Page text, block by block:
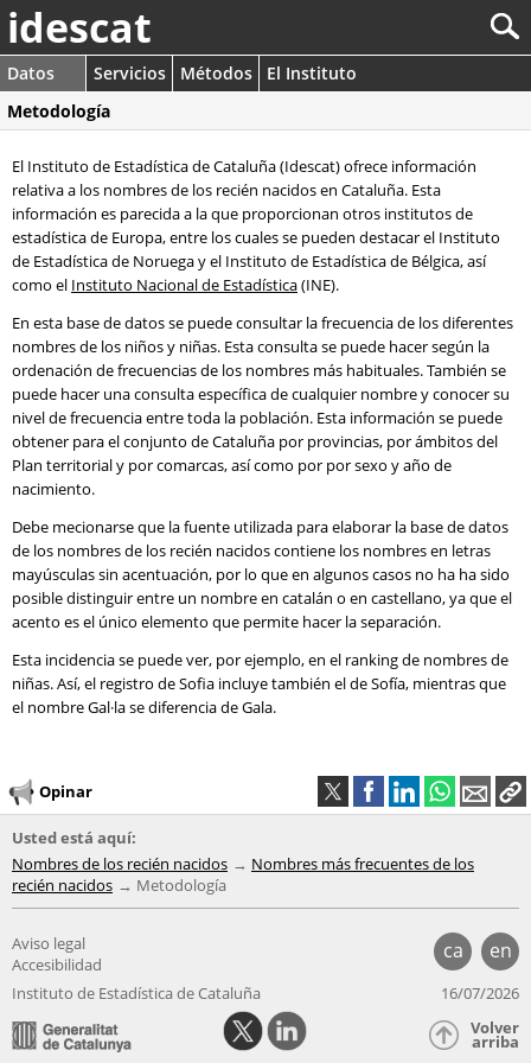
idescat
Datos Servicios Métodos
El Instituto
Metodología
El Instituto de Estadística de Cataluña (Idescat) ofrece información
relativa a los nombres de los recién nacidos en Cataluña. Esta
información es parecida a la que proporcionan otros institutos de
estadística de Europa, entre los cuales se pueden destacar el Instituto
de Estadística de Noruega y el Instituto de Estadística de Bélgica, así
como el Instituto Nacional de Estadística(INE).
En esta base de datos se puede consultar la frecuencia de los diferentes
nombres de los niños y niñas. Esta consulta se puede hacer según la
ordenación de frecuencias de los nombres más habituales. También se
puede hacer una consulta específica de cualquier nombre y conocer su
nivel de frecuencia entre toda la población. Esta información se puede
obtener para el conjunto de Cataluña por provincias, por ámbitos del
Plan territorial y por comarcas, así como por por sexo y año de
nacimiento.
Debe mecionarse que la fuente utilizada para elaborar la base de datos
de los nombres de los recién nacidos contiene los nombres en letras
mayúsculas sin acentuación, por lo que en algunos casos no ha ha sido
posible distinguir entre un nombre en catalán o en castellano, ya que el
acento es el único elemento que permite hacer la separación.
Esta incidencia se puede ver, por ejemplo, en el ranking de nombres de
niñas. Así, el registro de Sofia incluye también el de Sofía, mientras que
el nombre Gal·la se diferencia de Gala.
Opinar
Usted está aquí:
Nombres de los recién nacidos
Nombres más frecuentes de los
recién nacidos
Metodología
ca en
Aviso legal
Accesibilidad
Instituto de Estadística de Cataluña
16/07/2026
Volver
arriba